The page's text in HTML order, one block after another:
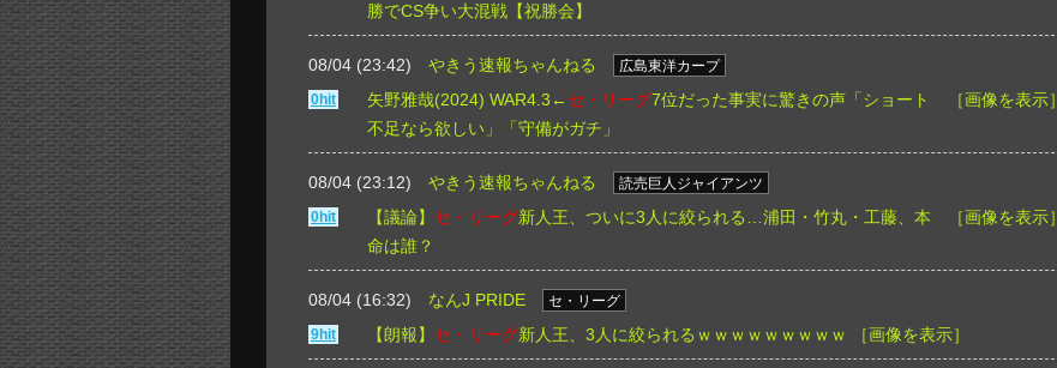
勝でCS争い大混戦【祝勝会】
08/04 (23:42) やきう速報ちゃんねる
広島東洋カープ
0hit
矢野雅哉(2024) WAR4.3←セ・リーグ7位だった事実に驚きの声「ショート
不足なら欲しい」「守備がガチ」
［画像を表示］
08/04 (23:12) やきう速報ちゃんねる
読売巨人ジャイアンツ
0hit
【議論】 セ・リーグ新人王、ついに3人に絞られる…浦田・竹丸・工藤、本
命は誰？
［画像を表示］
08/04 (16:32) なんJ PRIDE
セ・リーグ
9hit
【朗報】 セ・リーグ新人王、3人に絞られるｗｗｗｗｗｗｗｗｗ ［画像を表示］